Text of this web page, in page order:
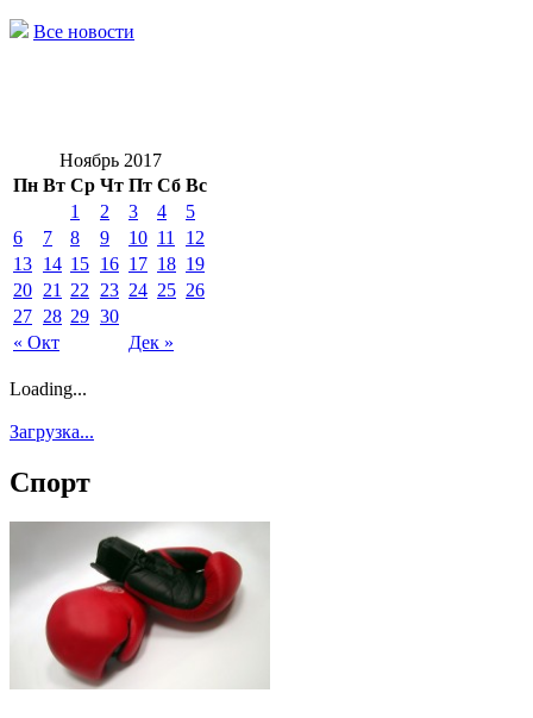
Все новости
Ноябрь 2017
Пн Вт Ср Чт Пт Сб Вс
« Окт Дек »
1 2 3 4
5
6
7 8 9 10 11
12
13 14 15 16 17 18 19
20 21 22 23 24 25 26
27 28 29 30
Loading...
Загрузка...
Спорт